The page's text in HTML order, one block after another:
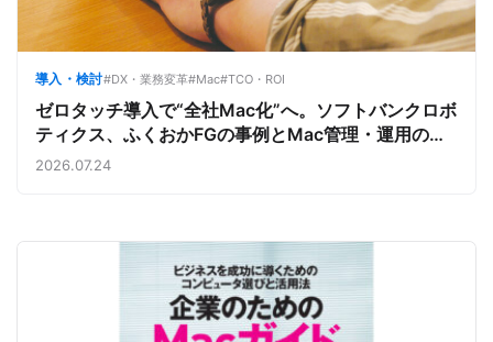
導入・検討#DX・業務変革#Mac#TCO・ROI
ゼロタッチ導入で“全社Mac化”へ。ソフトバンクロボ
ティクス、ふくおかFGの事例とMac管理・運用の強
み【今週のAppleビジネストレンド】
2026.07.24